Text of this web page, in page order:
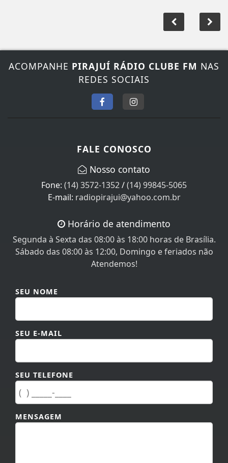
ACOMPANHEPIRAJUÍ RÁDIO CLUBE FMNAS
REDES SOCIAIS
(14) 3572-1352/(14) 99845-5065
E-mail:radiopirajui@yahoo.com.br
Segunda à Sexta das 08:00 às 18:00 horas de Brasília.
Sábado das 08:00 às 12:00, Domingo e feriados não
Atendemos!
SEU E-MAIL
SEU TELEFONE
MENSAGEM